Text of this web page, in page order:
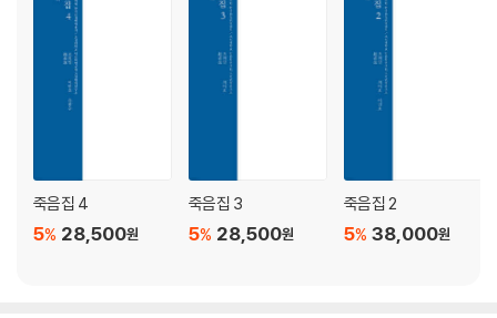
산수도. 상공 서경 유근 의 시에 차운하여 이 만호에게 주다 山水圖 次西
坰相公 柳根 韻 贈李萬戶·377
또 짓다 又·378
또 짓다 又·379
또 짓다 又·382
또 짓다 又·383
또 짓다 又·384
죽음집 4
28,500원
5%
죽음집 3
28,500원
5%
죽음집 2
38,000원
5%